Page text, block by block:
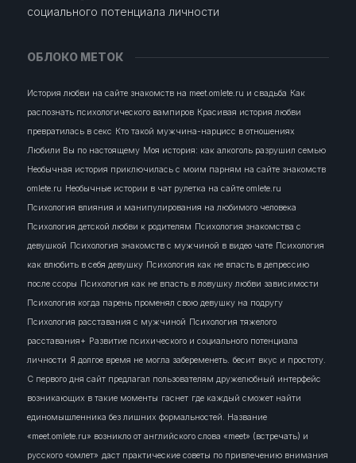
социального потенциала личности
ОБЛОКО МЕТОК
История любви на сайте знакомств на meet.omlete.ru и свадьба Как
распознать психологического вампиров Красивая история любви
превратилась в секс Кто такой мужчина-нарцисс в отношениях
Любили Вы по настоящему Моя история: как алкоголь разрушил семью
Необычная история приключилась с моим парням на сайте знакомств
omlete.ru Необычные истории в чат рулетка на сайте omlete.ru
Психология влияния и манипулирования на любимого человека
Психология детской любви к родителям Психология знакомства с
девушкой Психология знакомств с мужчиной в видео чате Психология
как влюбить в себя девушку Психология как не впасть в депрессию
после ссоры Психология как не впасть в ловушку любви зависимости
Психология когда парень променял свою девушку на подругу
Психология расставания с мужчиной Психология тяжелого
расставания+ Развитие психического и социального потенциала
личности Я долгое время не могла забеременеть. бесит вкус и простоту.
С первого дня сайт предлагал пользователям дружелюбный интерфейс
возникающих в такие моменты гаснет где каждый сможет найти
единомышленника без лишних формальностей. Название
«meet.omlete.ru» возникло от английского слова «meet» (встречать) и
русского «омлет» даст практические советы по привлечению внимания